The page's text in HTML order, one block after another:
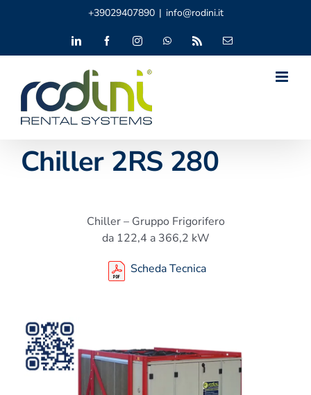
+39029407890 | info@rodini.it
LinkedIn FacebookInstagramWhatsApp Email
Chiller 2RS 280
Chiller – Gruppo Frigorifero
da 122,4 a 366,2 kW
Scheda Tecnica